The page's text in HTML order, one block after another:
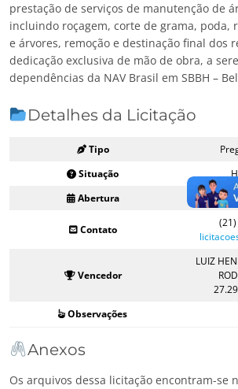
prestação de serviços de manutenção de
incluindo roçagem, corte de grama, poda,
e árvores, remoção e destinação final dos
dedicação exclusiva de mão de obra, a
dependências da NAV Brasil em SBBH –
Detalhes da Licitação
Tipo
Situação
Abertura
14/
Contato
Vencedor
LUIZ
Observações
Anexos
Os arquivos dessa licitação encontram-se